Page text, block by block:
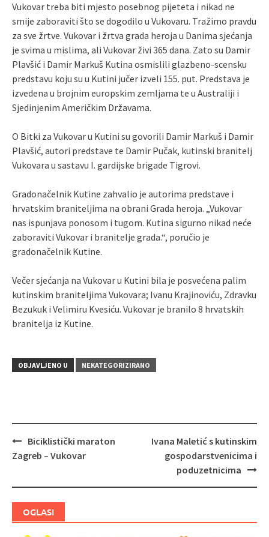
Vukovar treba biti mjesto posebnog pijeteta i nikad ne
smije zaboraviti što se dogodilo u Vukovaru. Tražimo pravdu
za sve žrtve. Vukovar i žrtva grada heroja u Danima sjećanja
je svima u mislima, ali Vukovar živi 365 dana. Zato su Damir
Plavšić i Damir Markuš Kutina osmislili glazbeno-scensku
predstavu koju su u Kutini jučer izveli 155. put. Predstava je
izvedena u brojnim europskim zemljama te u Australiji i
Sjedinjenim Američkim Državama.
O Bitki za Vukovar u Kutini su govorili Damir Markuš i Damir
Plavšić, autori predstave te Damir Pučak, kutinski branitelj
Vukovara u sastavu I. gardijske brigade Tigrovi.
Gradonačelnik Kutine zahvalio je autorima predstave i
hrvatskim braniteljima na obrani Grada heroja. „Vukovar
nas ispunjava ponosom i tugom. Kutina sigurno nikad neće
zaboraviti Vukovar i branitelje grada.“, poručio je
gradonačelnik Kutine.
Večer sjećanja na Vukovar u Kutini bila je posvećena palim
kutinskim braniteljima Vukovara; Ivanu Krajinoviću, Zdravku
Bezukuk i Velimiru Kvesiću. Vukovar je branilo 8 hrvatskih
branitelja iz Kutine.
OBJAVLJENO U NEKATEGORIZIRANO
Navigacija
objava
Biciklistički maraton
Zagreb – Vukovar
Ivana Maletić s kutinskim
gospodarstvenicima i
poduzetnicima
OGLASI